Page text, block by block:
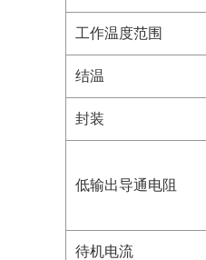
工作温度范围
结温
封装
低输出导通电阻
待机电流